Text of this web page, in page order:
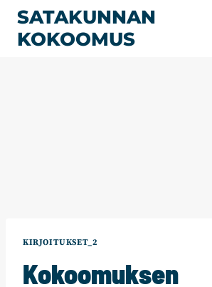
Siirry
sisältöön
SATAKUNNAN
KOKOOMUS
KIRJOITUKSET_2
Kokoomuksen